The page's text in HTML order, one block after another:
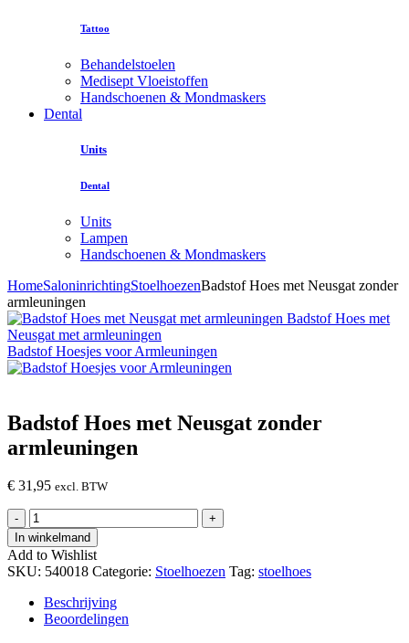
Tattoo
Behandelstoelen
Medisept Vloeistoffen
Handschoenen & Mondmaskers
Dental
Units
Dental
Units
Lampen
Handschoenen & Mondmaskers
HomeSaloninrichtingStoelhoezenBadstof Hoes met Neusgat zonder
armleuningen
Badstof Hoes met
Neusgat met armleuningen
Badstof Hoesjes voor Armleuningen
Badstof Hoes met Neusgat zonder
armleuningen
€ 31,95 excl. BTW
-
Badstof
Hoes
met
Neusgat
zonder
armleuningen
hoeveelheid
+
In winkelmand
Add to Wishlist
SKU: 540018 Categorie: Stoelhoezen Tag: stoelhoes
Beschrijving
Beoordelingen